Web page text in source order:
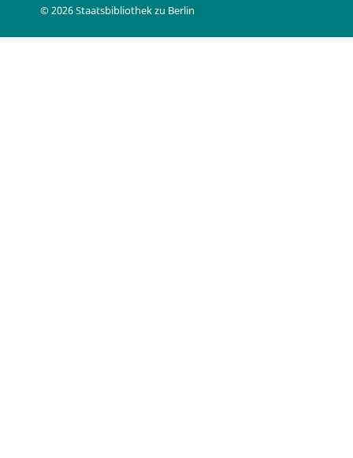
© 2026 Staatsbibliothek zu Berlin